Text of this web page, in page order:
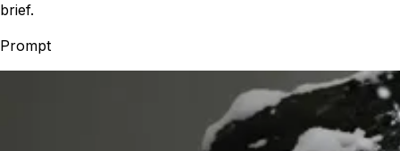
brief.
Prompt